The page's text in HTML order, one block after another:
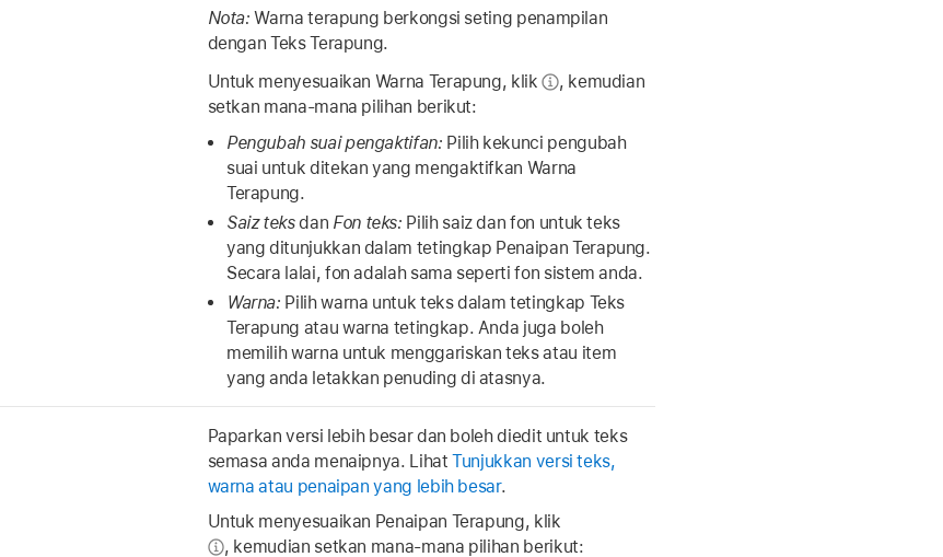
Nota:Warna terapung berkongsi seting penampilan
dengan Teks Terapung.
Untuk menyesuaikan Warna Terapung, klik
, kemudian
setkan mana-mana pilihan berikut:
Pengubah suai pengaktifan: Pilih kekunci pengubah
suai untuk ditekan yang mengaktifkan Warna
Terapung.
Saiz teksdan Fon teks: Pilih saiz dan fon untuk teks
yang ditunjukkan dalam tetingkap Penaipan Terapung.
Secara lalai, fon adalah sama seperti fon sistem anda.
Warna: Pilih warna untuk teks dalam tetingkap Teks
Terapung atau warna tetingkap. Anda juga boleh
memilih warna untuk menggariskan teks atau item
yang anda letakkan penuding di atasnya.
Paparkan versi lebih besar dan boleh diedit untuk teks
semasa anda menaipnya. LihatTunjukkan versi teks,
warna atau penaipan yang lebih besar.
Untuk menyesuaikan Penaipan Terapung, klik
, kemudian setkan mana-mana pilihan berikut: